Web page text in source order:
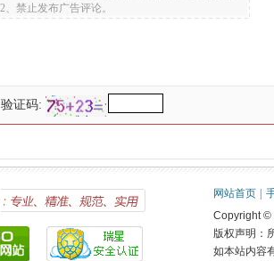
2、禁止发布广告评论。
验证码:
网站首页
Copyright ©
版权声明：
如本站内容